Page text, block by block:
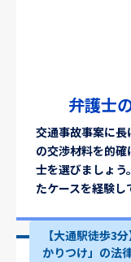
弁護士
交通事故事案に
の交渉材料を的
士を選びましょ
たケースを経験し
【大通駅徒歩3
かりつけ」の法